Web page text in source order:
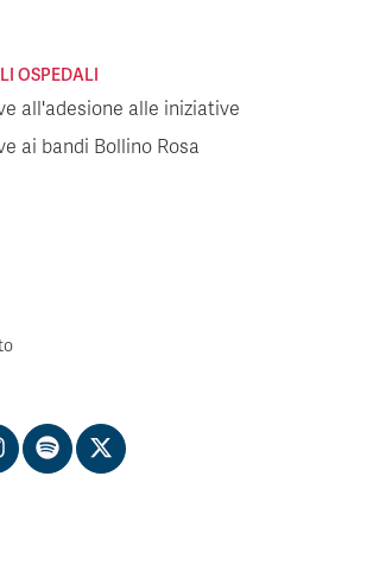
OSPEDALI
all'adesione alle iniziative
ai bandi Bollino Rosa